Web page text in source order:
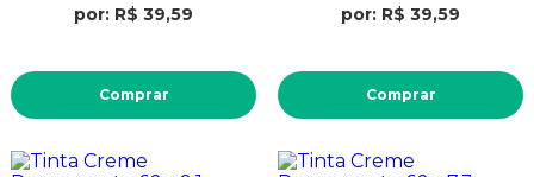
por: R$ 39,59
Comprar
por: R$ 39,59
Comprar